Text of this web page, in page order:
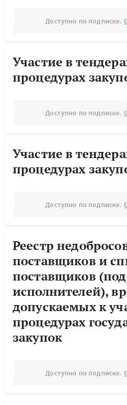
Доступно по подписке.
Участие в
процедурах
Доступно по подписке.
Участие в
процедурах
Доступно по подписке.
Реестр
поставщиков и
поставщиков
исполнителей),
допускаемых к
процедурах
закупок
Доступно по подписке.